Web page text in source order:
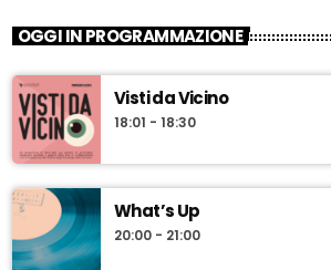
OGGI IN PROGRAMMAZIONE
Visti da Vicino
18:01 - 18:30
What’s Up
20:00 - 21:00